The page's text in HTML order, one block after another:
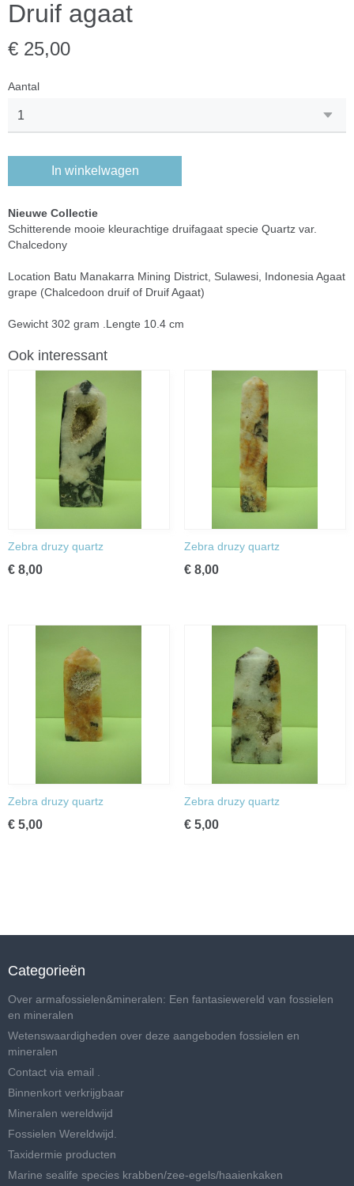
Druif agaat
€ 25,00
Aantal
In winkelwagen
Nieuwe Collectie
Schitterende mooie kleurachtige druifagaat specie Quartz var.
Chalcedony
Location Batu Manakarra Mining District, Sulawesi, Indonesia Agaat
grape (Chalcedoon druif of Druif Agaat)
Gewicht 302 gram .Lengte 10.4 cm
Ook interessant
Zebra druzy quartz
€ 8,00
Zebra druzy quartz
€ 8,00
Zebra druzy quartz
€ 5,00
Zebra druzy quartz
€ 5,00
Categorieën
Over armafossielen&mineralen: Een fantasiewereld van fossielen
en mineralen
Wetenswaardigheden over deze aangeboden fossielen en
mineralen
Contact via email .
Binnenkort verkrijgbaar
Mineralen wereldwijd
Fossielen Wereldwijd.
Taxidermie producten
Marine sealife species krabben/zee-egels/haaienkaken